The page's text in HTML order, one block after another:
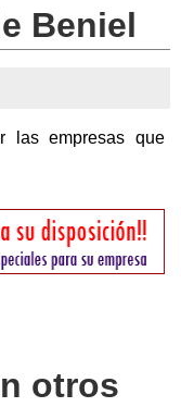
Beniel
las empresas que
otros